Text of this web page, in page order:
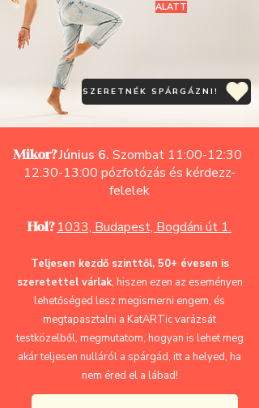
ALATT
SZERETNÉK SPÁRGÁZNI!
Mikor?Június 6. Szombat 11:00-12:30
12:30-13:00 pózfotózás és kérdezz-
felelek
Hol? 1033, Budapest, Bogdáni út 1.
Teljesen kezdő szinttől, 50+ évesen is
szeretettel várlak, hiszen ezen az eseményen
lehetőséged lesz megismerni engem, és
megtapasztalni a KatARTic varázsát
testközelből, megmutatom, hogyan is lehet meg
akár teljesen nulláról a spárgád, itt a helyed, ha
nem éred el a lábad!